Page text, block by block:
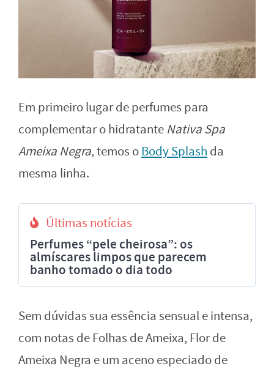
Em primeiro lugar de perfumes para
complementar o hidratante Nativa Spa
Ameixa Negra, temos oBody Splash da
mesma linha.
Últimas notícias
Perfumes “pele cheirosa”: os
almíscares limpos que parecem
banho tomado o dia todo
Sem dúvidas sua essência sensual e intensa,
com notas de Folhas de Ameixa, Flor de
Ameixa Negra e um aceno especiado de